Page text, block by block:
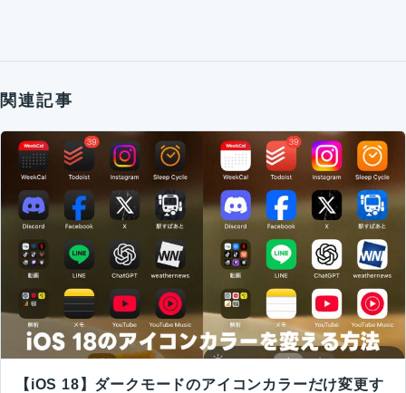
関連記事
【iOS 18】ダークモードのアイコンカラーだけ変更す